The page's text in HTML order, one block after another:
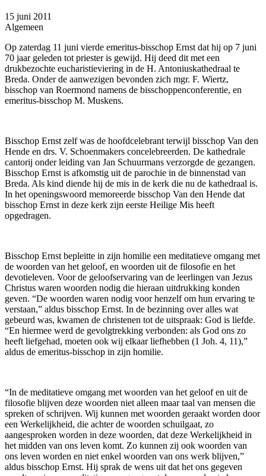
15 juni 2011
Algemeen
Op zaterdag 11 juni vierde emeritus-bisschop Ernst dat hij op 7 juni
70 jaar geleden tot priester is gewijd. Hij deed dit met een
drukbezochte eucharistieviering in de H. Antoniuskathedraal te
Breda. Onder de aanwezigen bevonden zich mgr. F. Wiertz,
bisschop van Roermond namens de bisschoppenconferentie, en
emeritus-bisschop M. Muskens.
Bisschop Ernst zelf was de hoofdcelebrant terwijl bisschop Van den
Hende en drs. V. Schoenmakers concelebreerden. De kathedrale
cantorij onder leiding van Jan Schuurmans verzorgde de gezangen.
Bisschop Ernst is afkomstig uit de parochie in de binnenstad van
Breda. Als kind diende hij de mis in de kerk die nu de kathedraal is.
In het openingswoord memoreerde bisschop Van den Hende dat
bisschop Ernst in deze kerk zijn eerste Heilige Mis heeft
opgedragen.
Bisschop Ernst bepleitte in zijn homilie een meditatieve omgang met
de woorden van het geloof, en woorden uit de filosofie en het
devotieleven. Voor de geloofservaring van de leerlingen van Jezus
Christus waren woorden nodig die hieraan uitdrukking konden
geven. “De woorden waren nodig voor henzelf om hun ervaring te
verstaan,” aldus bisschop Ernst. In de bezinning over alles wat
gebeurd was, kwamen de christenen tot de uitspraak: God is liefde.
“En hiermee werd de gevolgtrekking verbonden: als God ons zo
heeft liefgehad, moeten ook wij elkaar liefhebben (1 Joh. 4, 11),”
aldus de emeritus-bisschop in zijn homilie.
“In de meditatieve omgang met woorden van het geloof en uit de
filosofie blijven deze woorden niet alleen maar taal van mensen die
spreken of schrijven. Wij kunnen met woorden geraakt worden door
een Werkelijkheid, die achter de woorden schuilgaat, zo
aangesproken worden in deze woorden, dat deze Werkelijkheid in
het midden van ons leven komt. Zo kunnen zij ook woorden van
ons leven worden en niet enkel woorden van ons werk blijven,”
aldus bisschop Ernst. Hij sprak de wens uit dat het ons gegeven